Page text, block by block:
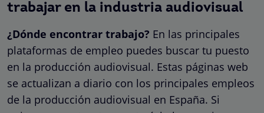
trabajar en la industria audiovisual
¿Dónde encontrar trabajo? En las principales
plataformas de empleo puedes buscar tu puesto
en la producción audiovisual. Estas páginas web
se actualizan a diario con los principales empleos
de la producción audiovisual en España. Si